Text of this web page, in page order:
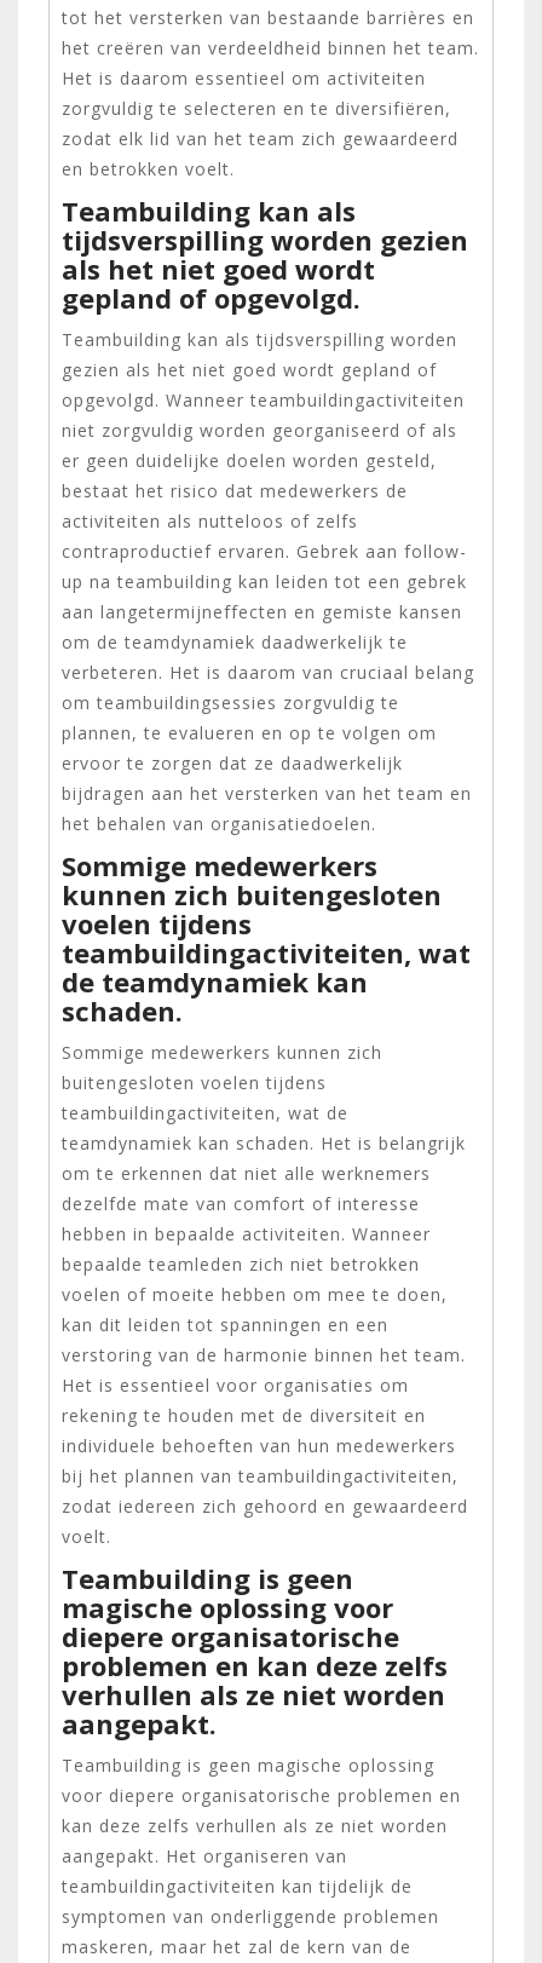
tot het versterken van bestaande barrières en
het creëren van verdeeldheid binnen het team.
Het is daarom essentieel om activiteiten
zorgvuldig te selecteren en te diversifiëren,
zodat elk lid van het team zich gewaardeerd
en betrokken voelt.
Teambuilding kan als
tijdsverspilling worden gezien
als het niet goed wordt
gepland of opgevolgd.
Teambuilding kan als tijdsverspilling worden
gezien als het niet goed wordt gepland of
opgevolgd. Wanneer teambuildingactiviteiten
niet zorgvuldig worden georganiseerd of als
er geen duidelijke doelen worden gesteld,
bestaat het risico dat medewerkers de
activiteiten als nutteloos of zelfs
contraproductief ervaren. Gebrek aan follow-
up na teambuilding kan leiden tot een gebrek
aan langetermijneffecten en gemiste kansen
om de teamdynamiek daadwerkelijk te
verbeteren. Het is daarom van cruciaal belang
om teambuildingsessies zorgvuldig te
plannen, te evalueren en op te volgen om
ervoor te zorgen dat ze daadwerkelijk
bijdragen aan het versterken van het team en
het behalen van organisatiedoelen.
Sommige medewerkers
kunnen zich buitengesloten
voelen tijdens
teambuildingactiviteiten, wat
de teamdynamiek kan
schaden.
Sommige medewerkers kunnen zich
buitengesloten voelen tijdens
teambuildingactiviteiten, wat de
teamdynamiek kan schaden. Het is belangrijk
om te erkennen dat niet alle werknemers
dezelfde mate van comfort of interesse
hebben in bepaalde activiteiten. Wanneer
bepaalde teamleden zich niet betrokken
voelen of moeite hebben om mee te doen,
kan dit leiden tot spanningen en een
verstoring van de harmonie binnen het team.
Het is essentieel voor organisaties om
rekening te houden met de diversiteit en
individuele behoeften van hun medewerkers
bij het plannen van teambuildingactiviteiten,
zodat iedereen zich gehoord en gewaardeerd
voelt.
Teambuilding is geen
magische oplossing voor
diepere organisatorische
problemen en kan deze zelfs
verhullen als ze niet worden
aangepakt.
Teambuilding is geen magische oplossing
voor diepere organisatorische problemen en
kan deze zelfs verhullen als ze niet worden
aangepakt. Het organiseren van
teambuildingactiviteiten kan tijdelijk de
symptomen van onderliggende problemen
maskeren, maar het zal de kern van de